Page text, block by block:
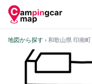
地図から探す› 和歌山県 印南町